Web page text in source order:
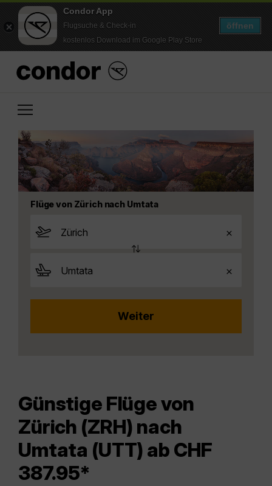
Condor App
Flugsuche & Check-in
kostenlos Download im Google Play Store
öffnen
Flüge von Zürich nach Umtata
Günstige Flüge von
Zürich (ZRH) nach
Umtata (UTT) ab CHF
387.95*